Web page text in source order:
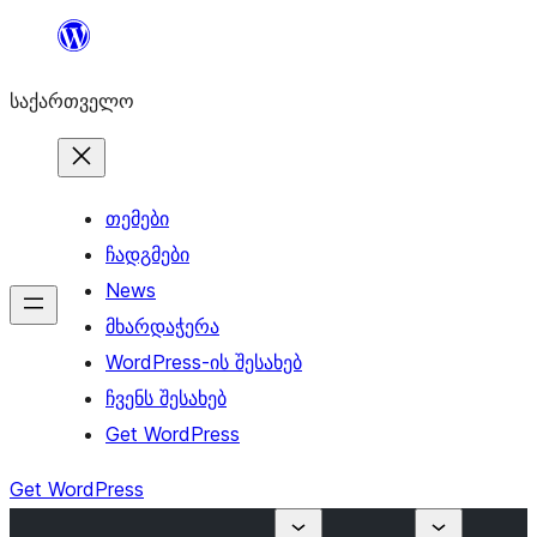
შიგთავსზე
საქართველო
თემები
ჩადგმები
News
მხარდაჭერა
WordPress-ის შესახებ
ჩვენს შესახებ
Get WordPress
Get WordPress